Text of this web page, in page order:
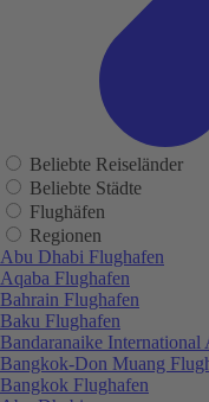
Beliebte Reiseländer
Beliebte Städte
Flughäfen
Regionen
Abu Dhabi Flughafen
Aqaba Flughafen
Bahrain Flughafen
Baku Flughafen
Bandaranaike
Bangkok-Don Muang
Bangkok Flughafen